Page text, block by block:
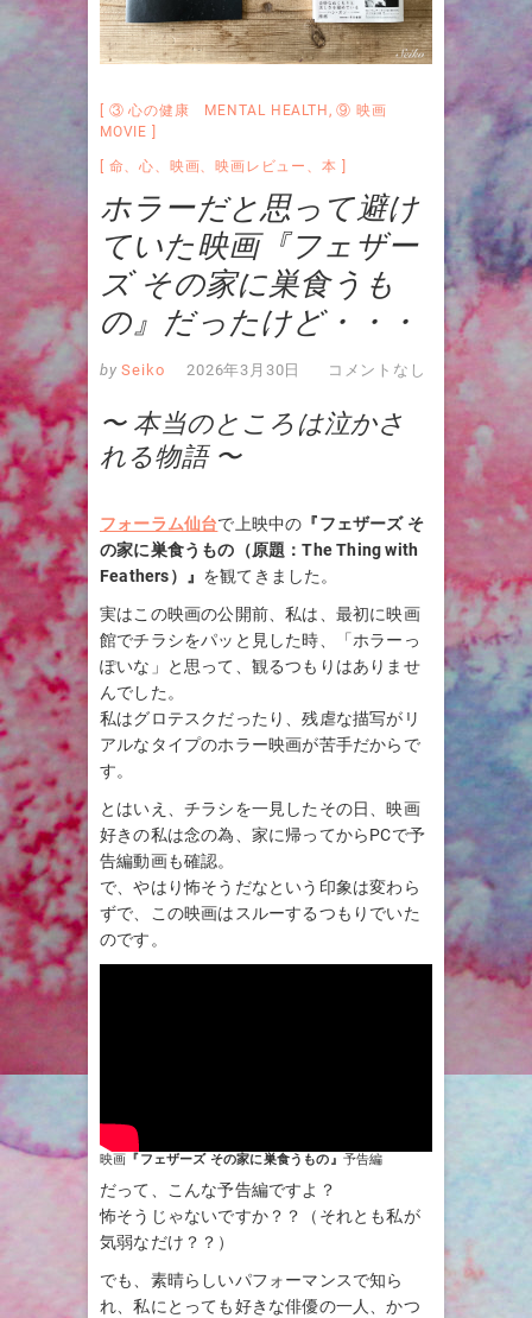
③ 心の健康 MENTAL HEALTH ,⑨ 映画
MOVIE
命 、心 映画 、映画レビュー 本
ホラーだと思って避け
ていた映画『フェザー
ズ その家に巣食うも
の』だったけど・・・
by Seiko 2026年3月30日 コメントなし
〜 本当のところは泣かさ
れる物語 〜
フォーラム仙台で上映中の 『フェザーズ そ
の家に巣食うもの（原題：The Thing with
Feathers）』 を観てきました。
実はこの映画の公開前、私は、最初に映画
館でチラシをパッと見した時、「ホラーっ
ぽいな」と思って、観るつもりはありませ
んでした。
私はグロテスクだったり、残虐な描写がリ
アルなタイプのホラー映画が苦手だからで
す。
とはいえ、チラシを一見したその日、映画
好きの私は念の為、家に帰ってからPCで予
告編動画も確認。
で、やはり怖そうだなという印象は変わら
ずで、この映画はスルーするつもりでいた
のです。
映画 『フェザーズ その家に巣食うもの』 予告編
だって、こんな予告編ですよ？
怖そうじゃないですか？？（それとも私が
気弱なだけ？？）
でも、素晴らしいパフォーマンスで知ら
れ、私にとっても好きな俳優の一人、かつ